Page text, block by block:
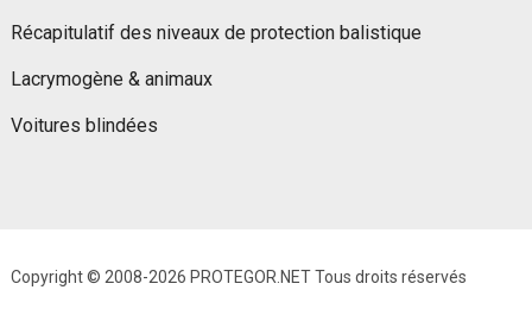
Récapitulatif des niveaux de protection balistique
Lacrymogène & animaux
Voitures blindées
Copyright © 2008-2026 PROTEGOR.NET Tous droits réservés